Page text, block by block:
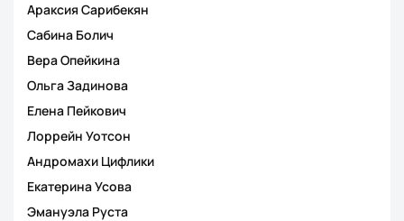
Араксия Сарибекян
Сабина Болич
Вера Опейкина
Ольга Задинова
Елена Пейкович
Лоррейн Уотсон
Андромахи Цифлики
Екатерина Усова
Эмануэла Руста